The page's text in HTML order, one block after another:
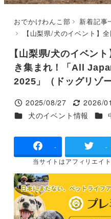
おでかけわんこ部 新着記事
【山梨県/犬のイベント】全国各地のコーギー好き集まれ
【山梨県/犬のイベン
き集まれ！「All
2025」（ドッグリゾ
投稿日
2025/08/27
更新日
2026/
カテゴリー
犬のイベント情報 カテ
- -
当サイトはアフィリエイ